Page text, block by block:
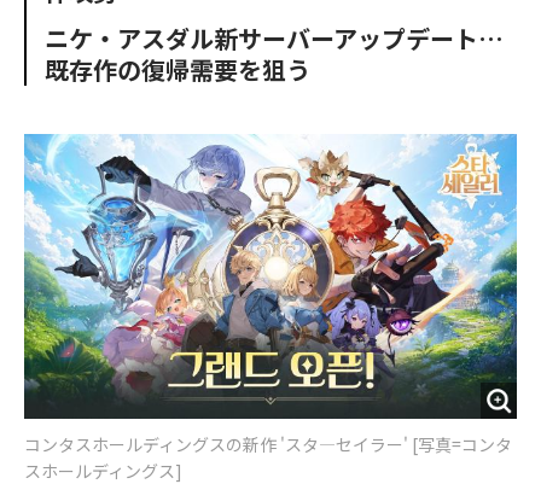
ニケ・アスダル新サーバーアップデート…
既存作の復帰需要を狙う
コンタスホールディングスの新作 'スタ―セイラー' [写真=コンタ
スホールディングス]